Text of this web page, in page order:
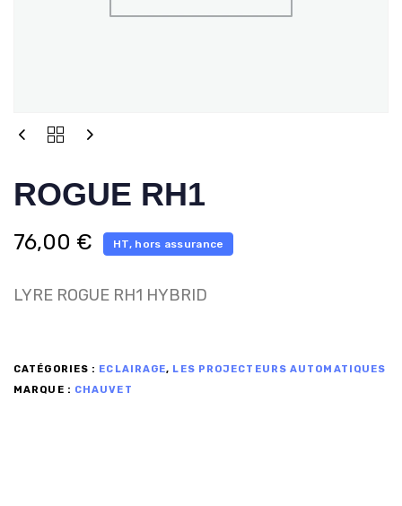
ROGUE RH1
76,00 € HT, hors assurance
LYRE ROGUE RH1 HYBRID
CATÉGORIES : ECLAIRAGE, LES PROJECTEURS AUTOMATIQUES
MARQUE : CHAUVET